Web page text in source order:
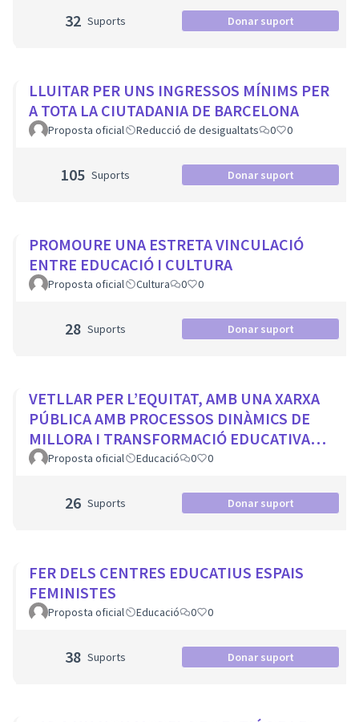
32 Suports Donar suport
LLUITAR PER UNS INGRESSOS MÍNIMS PER
A TOTA LA CIUTADANIA DE BARCELONA
Proposta oficial Reducció de desigualtats 0 0
105 Suports Donar suport
PROMOURE UNA ESTRETA VINCULACIÓ
ENTRE EDUCACIÓ I CULTURA
Proposta oficial Cultura 0 0
28 Suports Donar suport
VETLLAR PER L’EQUITAT, AMB UNA XARXA
PÚBLICA AMB PROCESSOS DINÀMICS DE
MILLORA I TRANSFORMACIÓ EDUCATIVA
PER A TOTS ELS CENTRES DE LA CIUTAT
Proposta oficial Educació 0 0
26 Suports Donar suport
FER DELS CENTRES EDUCATIUS ESPAIS
FEMINISTES
Proposta oficial Educació 0 0
38 Suports Donar suport